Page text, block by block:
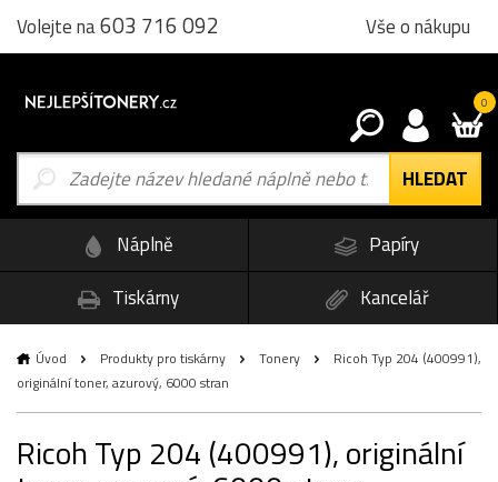
Volejte na603 716 092 Vše o nákupu
0
Náplně
Papíry
Tiskárny
Kancelář
Úvod Produkty pro tiskárny Tonery
Ricoh Typ 204 (400991),
originální toner, azurový, 6000 stran
Ricoh Typ 204 (400991), originální